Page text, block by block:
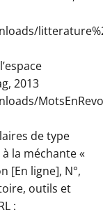
2013
de type
la méchante «
[En ligne], N°,
outils et
: